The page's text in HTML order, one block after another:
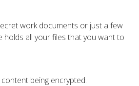
work documents or just a few
all your files that you want to
being encrypted.